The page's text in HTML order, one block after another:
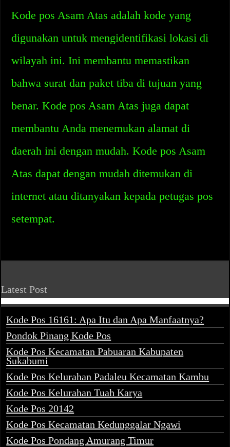
Kode pos Asam Atas adalah kode yang
digunakan untuk mengidentifikasi lokasi di
wilayah ini. Ini membantu memastikan
bahwa surat dan paket tiba di tujuan yang
benar. Kode pos Asam Atas juga dapat
membantu Anda menemukan alamat di
daerah ini dengan mudah. Kode pos Asam
Atas dapat dengan mudah ditemukan di
internet atau ditanyakan kepada petugas pos
setempat.
Latest Post
Kode Pos 16161: Apa Itu dan Apa Manfaatnya?
Pondok Pinang Kode Pos
Kode Pos Kecamatan Pabuaran Kabupaten
Sukabumi
Kode Pos Kelurahan Padaleu Kecamatan Kambu
Kode Pos Kelurahan Tuah Karya
Kode Pos 20142
Kode Pos Kecamatan Kedunggalar Ngawi
Kode Pos Pondang Amurang Timur